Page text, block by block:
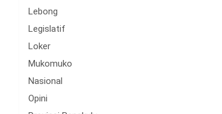
Lebong
Legislatif
Loker
Mukomuko
Nasional
Opini